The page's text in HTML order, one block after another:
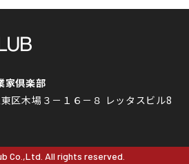
家倶楽部
区木場３－１６－８ レッタスビル8
Co.,Ltd. All rights reserved.